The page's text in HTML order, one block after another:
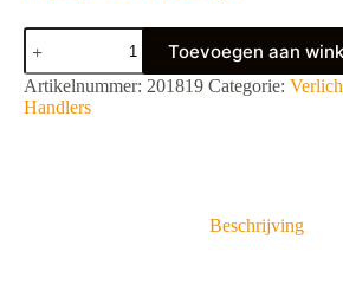
QuiqLitePro
LED
handsfreelamp
wit-
20
Toevoegen aan
A
l
Artikelnummer: 201819 Categorie:
Handlers
Beschrijving